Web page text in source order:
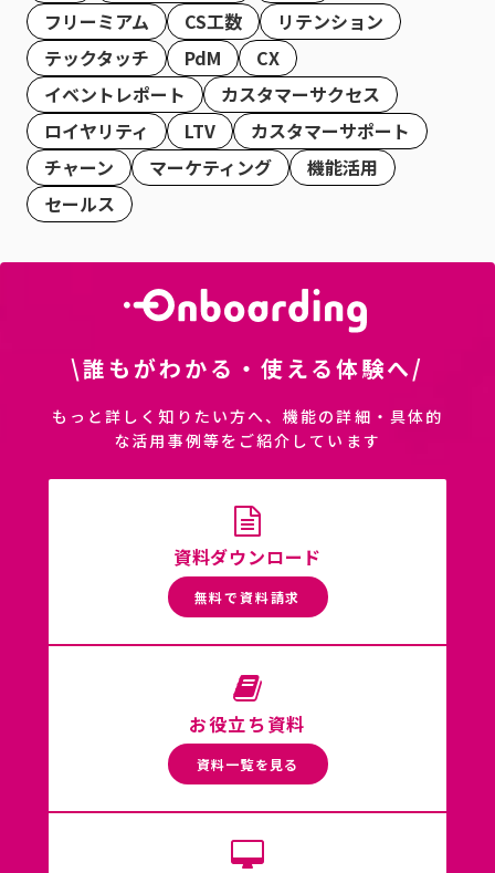
フリーミアム
CS工数
リテンション
テックタッチ
PdM
CX
イベントレポート
カスタマーサクセス
ロイヤリティ
LTV
カスタマーサポート
チャーン
マーケティング
機能活用
セールス
\誰もがわかる・使える体験へ/
もっと詳しく知りたい方へ、機能の詳細・具体的
な活用事例等をご紹介しています
資料ダウンロード
無料で資料請求
お役立ち資料
資料一覧を見る